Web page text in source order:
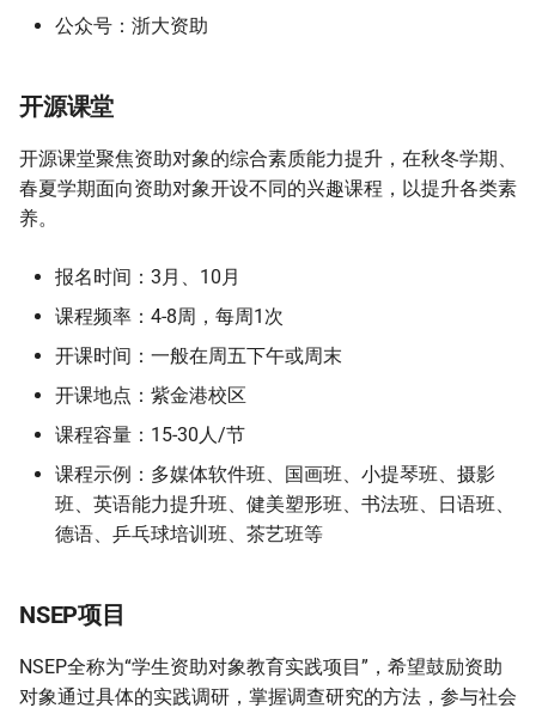
公众号：浙大资助
开源课堂
开源课堂聚焦资助对象的综合素质能力提升，在秋冬学期、
春夏学期面向资助对象开设不同的兴趣课程，以提升各类素
养。
报名时间：3月、10月
课程频率：4-8周，每周1次
开课时间：一般在周五下午或周末
开课地点：紫金港校区
课程容量：15-30人/节
课程示例：多媒体软件班、国画班、小提琴班、摄影
班、英语能力提升班、健美塑形班、书法班、日语班、
德语、乒乓球培训班、茶艺班等
NSEP项目
NSEP全称为“学生资助对象教育实践项目”，希望鼓励资助
对象通过具体的实践调研，掌握调查研究的方法，参与社会